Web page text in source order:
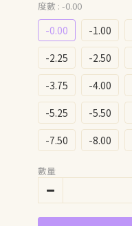
度數 : -0.00
-0.00 -1.00
-2.25
-2.50
-3.75
-4.00
-5.25
-5.50
-7.50
-8.00
數量